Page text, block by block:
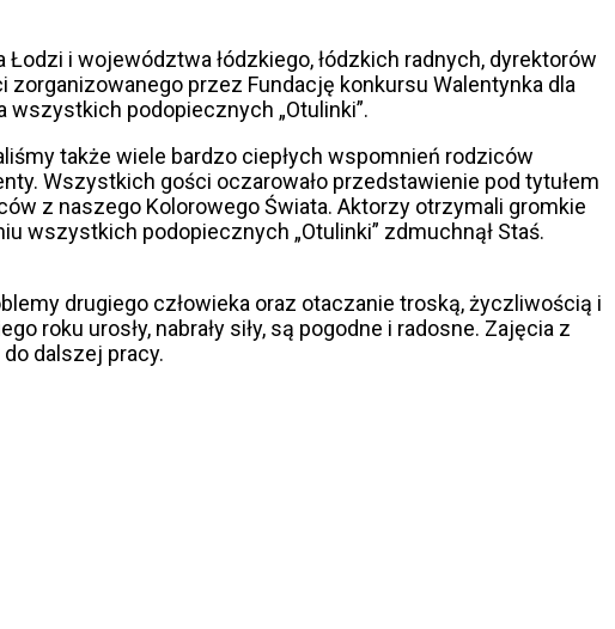
i województwa łódzkiego, łódzkich radnych, dyrektorów
przez Fundację konkursu Walentynka dla
podopiecznych „Otulinki”.
także wiele bardzo ciepłych wspomnień rodziców
Wszystkich gości oczarowało przedstawienie pod tytułem
z naszego Kolorowego Świata. Aktorzy otrzymali gromkie
wszystkich podopiecznych „Otulinki” zdmuchnął Staś.
drugiego człowieka oraz otaczanie troską, życzliwością i
roku urosły, nabrały siły, są pogodne i radosne. Zajęcia z
dalszej pracy.